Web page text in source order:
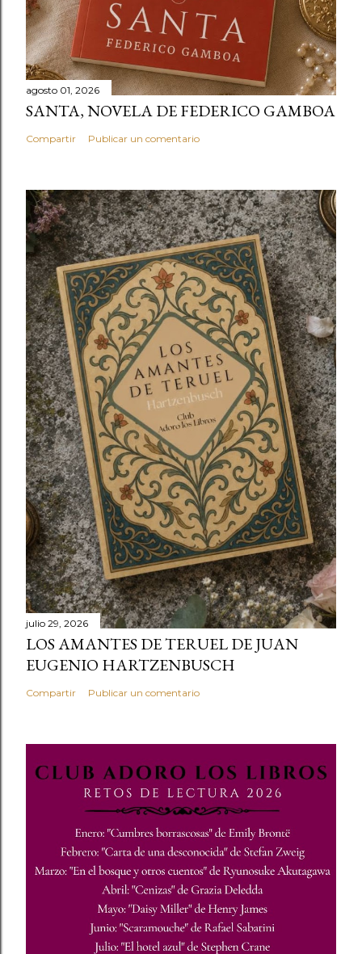
agosto 01, 2026
SANTA, NOVELA DE FEDERICO GAMBOA
Compartir Publicar un comentario
julio 29, 2026
LOS AMANTES DE TERUEL DE JUAN
EUGENIO HARTZENBUSCH
Compartir Publicar un comentario